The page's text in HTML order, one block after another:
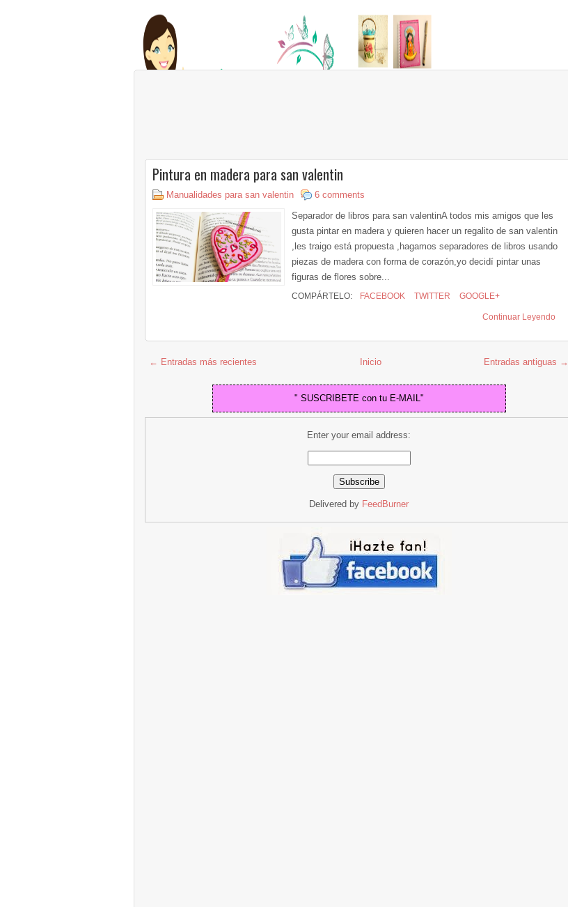
Pintura en madera para san valentin
Manualidades para san valentin
6 comments
Separador de libros para san valentinA todos mis amigos que les
gusta pintar en madera y quieren hacer un regalito de san valentin
,les traigo está propuesta ,hagamos separadores de libros usando
piezas de madera con forma de corazón,yo decidí pintar unas
figuras de flores sobre...
COMPÁRTELO: FACEBOOK TWITTER GOOGLE+
Continuar Leyendo
← Entradas más recientes Entradas antiguas →
Inicio
" SUSCRIBETE con tu E-MAIL"
Enter your email address:
Delivered by FeedBurner